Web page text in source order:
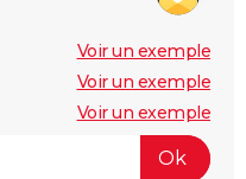
Voir un exemple
Voir un exemple
Voir un exemple